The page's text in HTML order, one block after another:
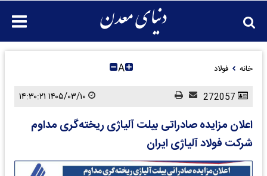
خانه فولاد A
اعلان مزایده صادراتی بیلت آلیاژی ریخته‌گری مداوم
شرکت فولاد آلیاژی ایران